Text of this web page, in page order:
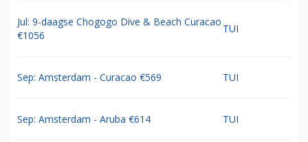
Jul: 9-daagse Chogogo Dive & Beach Curacao
€1056
TUI
Sep: Amsterdam - Curacao €569 TUI
Sep: Amsterdam - Aruba €614 TUI